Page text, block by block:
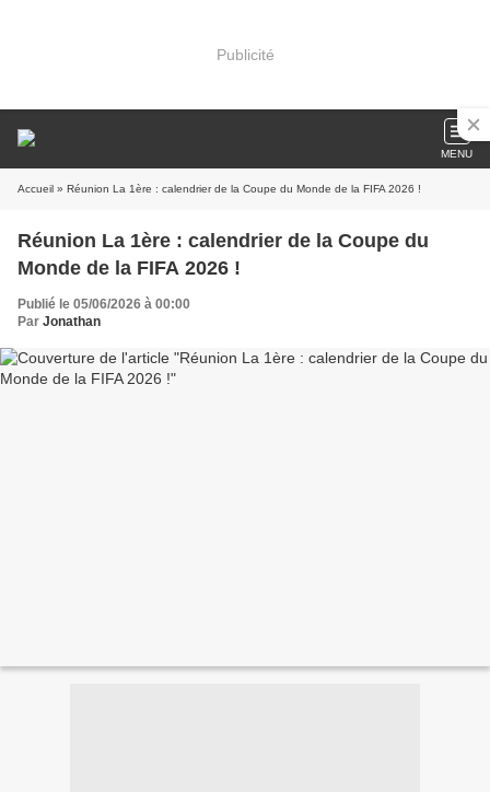
Publicité
MENU
Accueil » Réunion La 1ère : calendrier de la Coupe du Monde de la FIFA 2026 !
Réunion La 1ère : calendrier de la Coupe du
Monde de la FIFA 2026 !
Publié le 05/06/2026 à 00:00
Par Jonathan